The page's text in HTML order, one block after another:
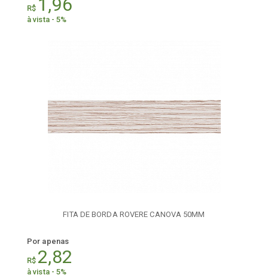
R$ 1,96
à vista - 5%
FITA DE BORDA ROVERE CANOVA 50MM
Por apenas
R$ 2,82
à vista - 5%